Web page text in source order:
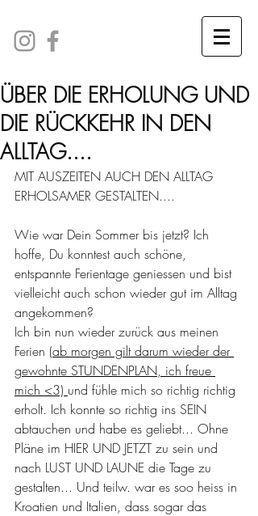
ÜBER DIE ERHOLUNG UND
DIE RÜCKKEHR IN DEN
ALLTAG....
MIT AUSZEITEN AUCH DEN ALLTAG
ERHOLSAMER GESTALTEN....
Wie war Dein Sommer bis jetzt? Ich
hoffe, Du konntest auch schöne,
entspannte Ferientage geniessen und bist
vielleicht auch schon wieder gut im Alltag
angekommen?
Ich bin nun wieder zurück aus meinen
Ferien (ab morgen gilt darum wieder der
gewohnte STUNDENPLAN, ich freue
mich <3) und fühle mich so richtig richtig
erholt. Ich konnte so richtig ins SEIN
abtauchen und habe es geliebt... Ohne
Pläne im HIER UND JETZT zu sein und
nach LUST UND LAUNE die Tage zu
gestalten... Und teilw. war es soo heiss in
Kroatien und Italien, dass sogar das